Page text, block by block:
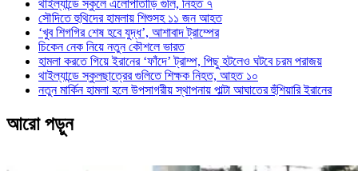
থাইল্যান্ডে স্কুলে এলোপাতাড়ি গুলি, নিহত ৭
সৌদিতে হুথিদের হামলায় শিশুসহ ১১ জন আহত
‘খুব শিগগির শেষ হবে যুদ্ধ’, আশাবাদ ট্রাম্পের
চিকেন নেক নিয়ে নতুন কৌশলে ভারত
হামলা করতে গিয়ে ইরানের ‘ফাঁদে’ ট্রাম্প, পিছু হটলেও ঘটবে চরম পরাজয়
থাইল্যান্ডে স্কুলছাত্রের গুলিতে শিক্ষক নিহত, আহত ১০
নতুন মার্কিন হামলা হলে উপসাগরীয় স্থাপনায় পাল্টা আঘাতের হুঁশিয়ারি ইরানের
আরো পড়ুন